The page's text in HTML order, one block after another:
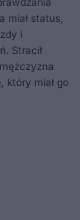
miał status,
i
Stracił
który miał go